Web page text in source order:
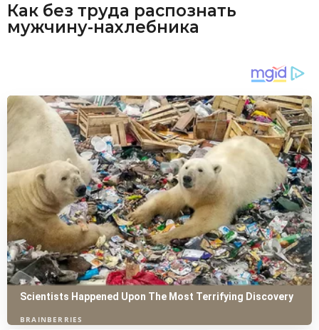
Как без труда распознать
мужчину-нахлебника